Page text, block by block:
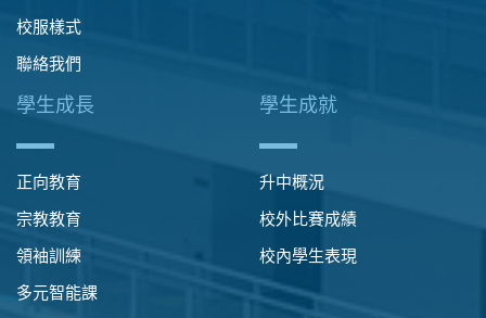
校服樣式
聯絡我們
學生成長
正向教育
宗教教育
領袖訓練
多元智能課
學生成就
升中概況
校外比賽成績
校內學生表現